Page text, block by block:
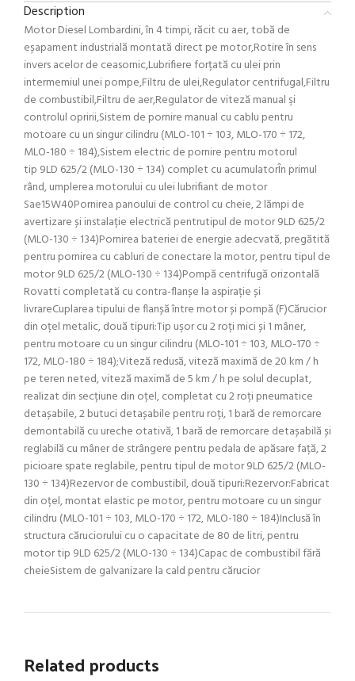
Description
Motor Diesel Lombardini, în 4 timpi, răcit cu aer, tobă de
eșapament industrială montată direct pe motor,Rotire în sens
invers acelor de ceasornic,Lubrifiere forțată cu ulei prin
intermemiul unei pompe,Filtru de ulei,Regulator centrifugal,Filtru
de combustibil,Filtru de aer,Regulator de viteză manual şi
controlul opririi,Sistem de pornire manual cu cablu pentru
motoare cu un singur cilindru (MLO-101 ÷ 103, MLO-170 ÷ 172,
MLO-180 ÷ 184),Sistem electric de pornire pentru motorul
tip 9LD 625/2 (MLO-130 ÷ 134) complet cu acumulatorÎn primul
rând, umplerea motorului cu ulei lubrifiant de motor
Sae15W40Pornirea panoului de control cu ​​cheie, 2 lămpi de
avertizare și instalație electrică pentrutipul de motor 9LD 625/2
(MLO-130 ÷ 134)Pornirea bateriei de energie adecvată, pregătită
pentru pornirea cu cabluri de conectare la motor, pentru tipul de
motor 9LD 625/2 (MLO-130 ÷ 134)Pompă centrifugă orizontală
Rovatti completată cu contra-flanșe la aspirație și
livrareCuplarea tipului de flanșă între motor și pompă (F)Cărucior
din oțel metalic, două tipuri:Tip uşor cu 2 roți mici și 1 mâner,
pentru motoare cu un singur cilindru (MLO-101 ÷ 103, MLO-170 ÷
172, MLO-180 ÷ 184);Viteză redusă, viteză maximă de 20 km / h
pe teren neted, viteză maximă de 5 km / h pe solul decuplat,
realizat din secțiune din oțel, completat cu 2 roți pneumatice
detașabile, 2 butuci detașabile pentru roți, 1 bară de remorcare
demontabilă cu ureche otativă, 1 bară de remorcare detașabilă și
reglabilă cu mâner de strângere pentru pedala de apăsare față, 2
picioare spate reglabile, pentru tipul de motor 9LD 625/2 (MLO-
130 ÷ 134)Rezervor de combustibil, două tipuri:Rezervor:Fabricat
din oțel, montat elastic pe motor, pentru motoare cu un singur
cilindru (MLO-101 ÷ 103, MLO-170 ÷ 172, MLO-180 ÷ 184)Inclusă în
structura căruciorului cu o capacitate de 80 de litri, pentru
motor tip 9LD 625/2 (MLO-130 ÷ 134)Capac de combustibil fără
cheieSistem de galvanizare la cald pentru cărucior
Related products